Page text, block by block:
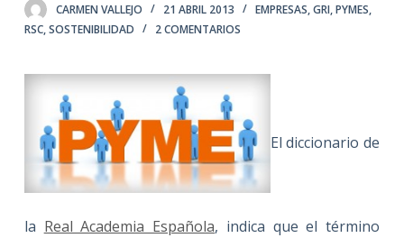
e
n
CARMEN VALLEJO 21 ABRIL 2013 EMPRESAS,GRI,PYMES,
RSC,SOSTENIBILIDAD 2 COMENTARIOS
El diccionario de
la Real Academia Española, indica que el término